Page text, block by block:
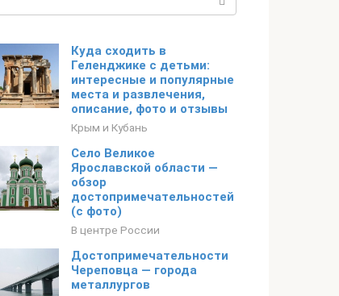
Куда сходить в
Геленджике с детьми:
интересные и популярные
места и развлечения,
описание, фото и отзывы
Крым и Кубань
Село Великое
Ярославской области —
обзор
достопримечательностей
(с фото)
В центре России
Достопримечательности
Череповца — города
металлургов